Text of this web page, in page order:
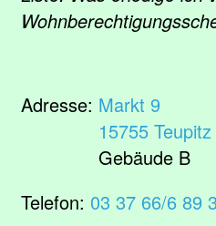
Adresse: Markt 9
15755 Teupitz
Gebäude B
Telefon: 03 37 66/6 89